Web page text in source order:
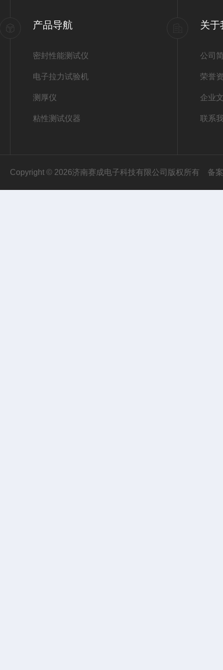
产品导航
密封性能测试仪
电子拉力试验机
测厚仪
粘性测试仪器
关于
公司
荣誉
企业
联系
Copyright © 2026济南赛成电子科技有限公司版权所有 备